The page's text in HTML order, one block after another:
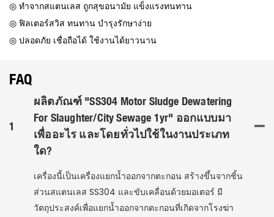
◎ ทำจากสแตนเลส ถูกสุขอนามัย แข็งแรงทนทาน
◎ ฟิลเตอร์สวิส ทนทาน บำรุงรักษาง่าย
◎ ปลอดภัย เชื่อถือได้ ใช้งานได้ยาวนาน
FAQ
1
ผลิตภัณฑ์ "SS304 Motor Sludge Dewatering
For Slaughter/City Sewage 1yr" ออกแบบมา
เพื่ออะไร และโดยทั่วไปใช้ในงานประเภท
ใด?
เครื่องนี้เป็นเครื่องแยกน้ำออกจากตะกอน สร้างขึ้นจากชิ้น
ส่วนสแตนเลส SS304 และขับเคลื่อนด้วยมอเตอร์ มี
วัตถุประสงค์เพื่อแยกน้ำออกจากตะกอนที่เกิดจากโรงฆ่า